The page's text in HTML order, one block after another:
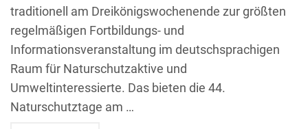
traditionell am Dreikönigswochenende zur größten
regelmäßigen Fortbildungs- und
Informationsveranstaltung im deutschsprachigen
Raum für Naturschutzaktive und
Umweltinteressierte. Das bieten die 44.
Naturschutztage am …